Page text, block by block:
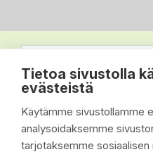
Tietoa sivustolla
evästeistä
Käytämme sivustollamme
analysoidaksemme
tarjotaksemme sosiaalisen